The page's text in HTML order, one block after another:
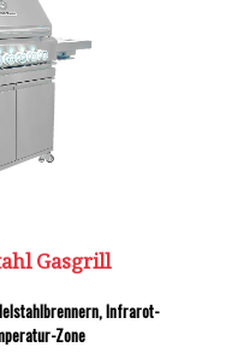
Gasgrill
Infrarot-
Zone